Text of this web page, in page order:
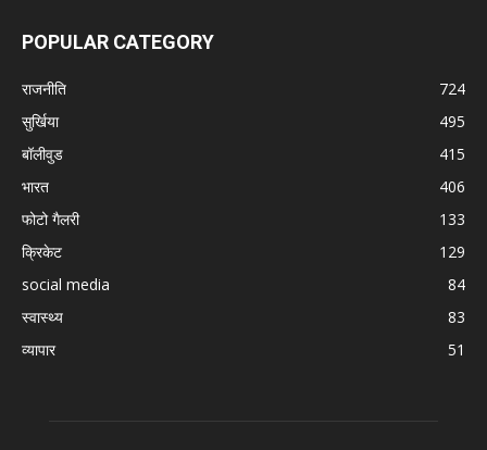
POPULAR CATEGORY
राजनीति
724
सुर्खिया
495
बॉलीवुड
415
भारत
406
फोटो गैलरी
133
क्रिकेट
129
social media
84
स्वास्थ्य
83
व्यापार
51